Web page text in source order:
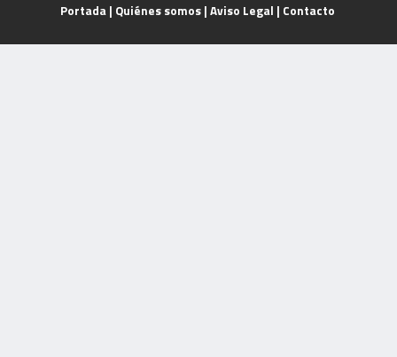
Portada | Quiénes somos| Aviso Legal | Contacto